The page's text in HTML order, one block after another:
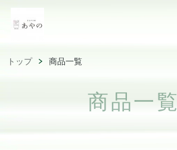
トップ 商品一覧
商品一覧